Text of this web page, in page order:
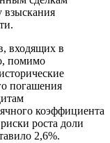
взыскания
входящих в
помимо
погашения
коэффициента
роста доли
2,6%.